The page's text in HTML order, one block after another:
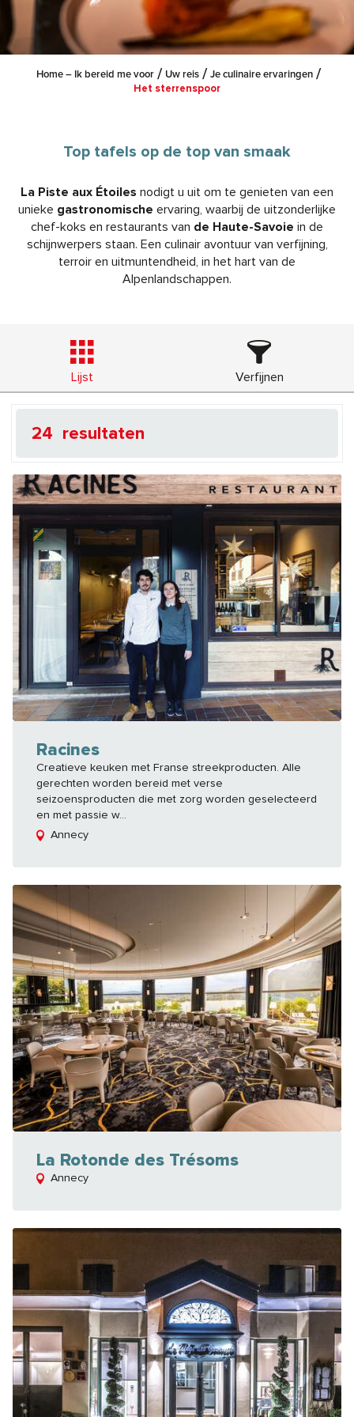
Home – Ik bereid me voor Uw reis
Je culinaire ervaringen
Het sterrenspoor
Top tafels op de top van smaak
La Piste aux Étoiles nodigt u uit om te genieten van een
unieke gastronomische ervaring, waarbij de uitzonderlijke
chef-koks en restaurants van de Haute-Savoie in de
schijnwerpers staan. Een culinair avontuur van verfijning,
terroir en uitmuntendheid, in het hart van de
Alpenlandschappen.
Lijst Verfijnen
24 resultaten
Racines
Creatieve keuken met Franse streekproducten. Alle
gerechten worden bereid met verse
seizoensproducten die met zorg worden geselecteerd
en met passie w...
Annecy
La Rotonde des Trésoms
Annecy